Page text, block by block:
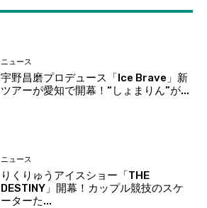
ニュース
宇野昌磨プロデュース「Ice Brave」新
ツアーが愛知で開幕！“しょまりん”が...
ニュース
りくりゅうアイスショー「THE
DESTINY」開幕！カップル競技のスケ
ーターた...